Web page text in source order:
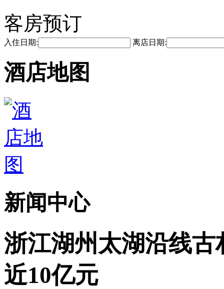
客房预订
入住日期: 离店日期:
酒店地图
新闻中心
浙江湖州太湖沿线
近10亿元